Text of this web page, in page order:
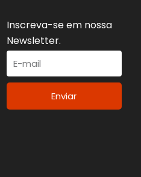
Inscreva-se em nossa
Newsletter.
Enviar